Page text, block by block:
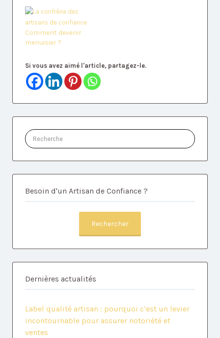
Comment devenir
menuisier ?
Si vous avez aimé l'article, partagez-le.
Rechercher:
Besoin d'un Artisan de Confiance ?
Rechercher
Dernières actualités
Label qualité artisan : pourquoi c’est un levier
incontournable pour assurer notoriété et
ventes